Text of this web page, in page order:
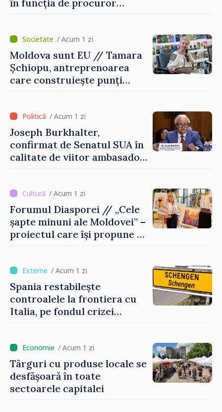
în funcția de procuror
/ Acum 1 zi
Moldova sunt EU // Tamara
Șchiopu, antreprenoarea
care construiește punți
/ Acum 1 zi
Joseph Burkhalter,
confirmat de Senatul SUA în
calitate de viitor ambasador
/ Acum 1 zi
Forumul Diasporei // „Cele
șapte minuni ale Moldovei” –
proiectul care își propune să
/ Acum 1 zi
Spania restabilește
controalele la frontiera cu
Italia, pe fondul crizei
/ Acum 1 zi
Târguri cu produse locale se
desfășoară în toate
sectoarele capitalei